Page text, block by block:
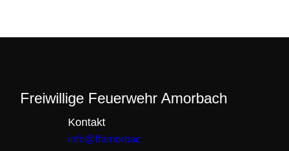
Freiwillige Feuerwehr Amorbach
Kontakt
info@ffamorbac